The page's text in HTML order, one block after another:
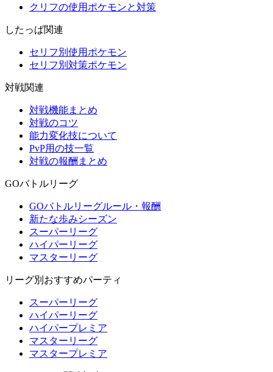
クリフの使用ポケモンと対策
したっぱ関連
セリフ別使用ポケモン
セリフ別対策ポケモン
対戦関連
対戦機能まとめ
対戦のコツ
能力変化技について
PvP用の技一覧
対戦の報酬まとめ
GOバトルリーグ
GOバトルリーグルール・報酬
新たな歩みシーズン
スーパーリーグ
ハイパーリーグ
マスターリーグ
リーグ別おすすめパーティ
スーパーリーグ
ハイパーリーグ
ハイパープレミア
マスターリーグ
マスタープレミア